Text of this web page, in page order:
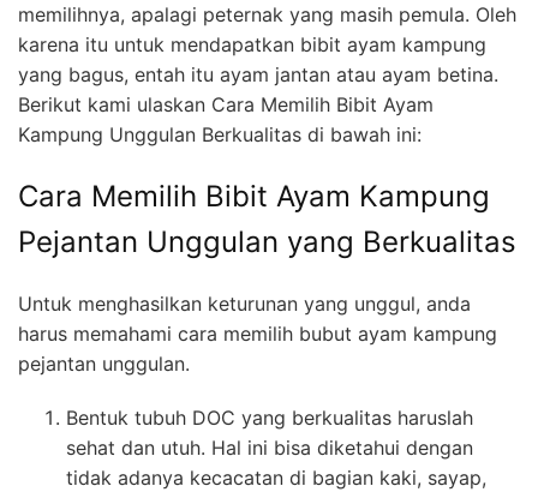
memilihnya, apalagi peternak yang masih pemula. Oleh
karena itu untuk mendapatkan bibit ayam kampung
yang bagus, entah itu ayam jantan atau ayam betina.
Berikut kami ulaskan Cara Memilih Bibit Ayam
Kampung Unggulan Berkualitas di bawah ini:
Cara Memilih Bibit Ayam Kampung
Pejantan Unggulan yang Berkualitas
Untuk menghasilkan keturunan yang unggul, anda
harus memahami cara memilih bubut ayam kampung
pejantan unggulan.
Bentuk tubuh DOC yang berkualitas haruslah
sehat dan utuh. Hal ini bisa diketahui dengan
tidak adanya kecacatan di bagian kaki, sayap,